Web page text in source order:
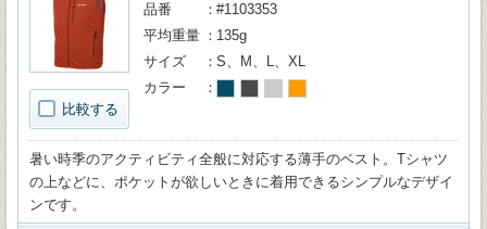
比較する
品番
#1103353
平均重量
135g
サイズ
S、M、L、XL
カラー
暑い時季のアクティビティ全般に対応する薄手のベスト。Tシャツ
の上などに、ポケットが欲しいときに着用できるシンプルなデザイ
ンです。